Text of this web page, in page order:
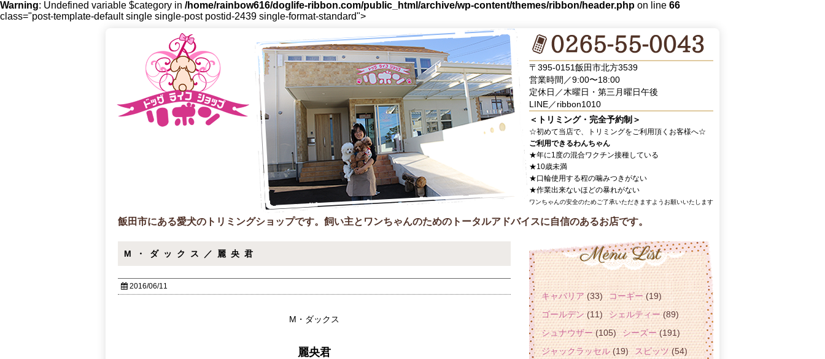
Warning: Undefined variable $category in /home/rainbow616/doglife-ribbon.com/public_html/archive/wp-content/themes/ribbon/header.php on line 66
class="post-template-default single single-post postid-2439 single-format-standard">
〒395-0151飯田市北方3539
営業時間／9:00〜18:00
定休日／木曜日・第三月曜日午後
LINE／ribbon1010
＜トリミング・完全予約制＞
☆初めて当店で、トリミングをご利用頂くお客様へ☆
ご利用できるわんちゃん
★年に1度の混合ワクチン接種している
★10歳未満
★口輪使用する程の噛みつきがない
★作業出来ないほどの暴れがない
ワンちゃんの安全のためご了承いただきますようお願いいたします
飯田市にある愛犬のトリミングショップです。飼い主とワンちゃんのためのトータルアドバイスに自信のあるお店です。
M・ダックス／麗央君
2016/06/11
M・ダックス
麗央君
キャバリア(33) コーギー(19)
ゴールデン(11) シェルティー(89)
シュナウザー(105) シーズー(191)
ジャックラッセル(19) スピッツ(54)